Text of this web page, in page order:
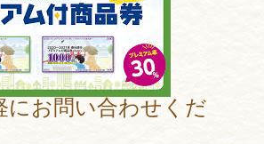
にお問い合わせくだ